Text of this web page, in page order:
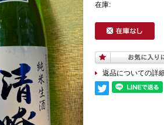
在庫:
返品についての詳